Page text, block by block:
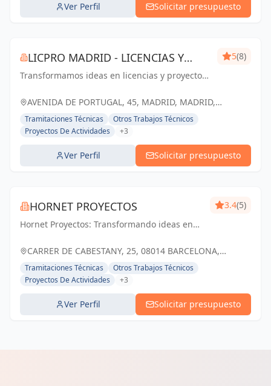
Ver Perfil Solicitar presupuesto
LICPRO MADRID - LICENCIAS Y
PROYECTOS
Transformamos ideas en licencias y proyectos
desarrollo empresarial y arquitectónico
5(8)
AVENIDA DE PORTUGAL, 45, MADRID, MADRID,
ESPAÑA, España
Tramitaciones Técnicas
Otros Trabajos Técnicos
Proyectos De Actividades
+3
Ver Perfil Solicitar presupuesto
HORNET PROYECTOS
Hornet Proyectos: Transformando ideas en
impulsando el crecimiento de nuestros
3.4(5)
CARRER DE CABESTANY, 25, 08014 BARCELONA,
ESPAÑA, España
Tramitaciones Técnicas
Otros Trabajos Técnicos
Proyectos De Actividades
+3
Ver Perfil Solicitar presupuesto